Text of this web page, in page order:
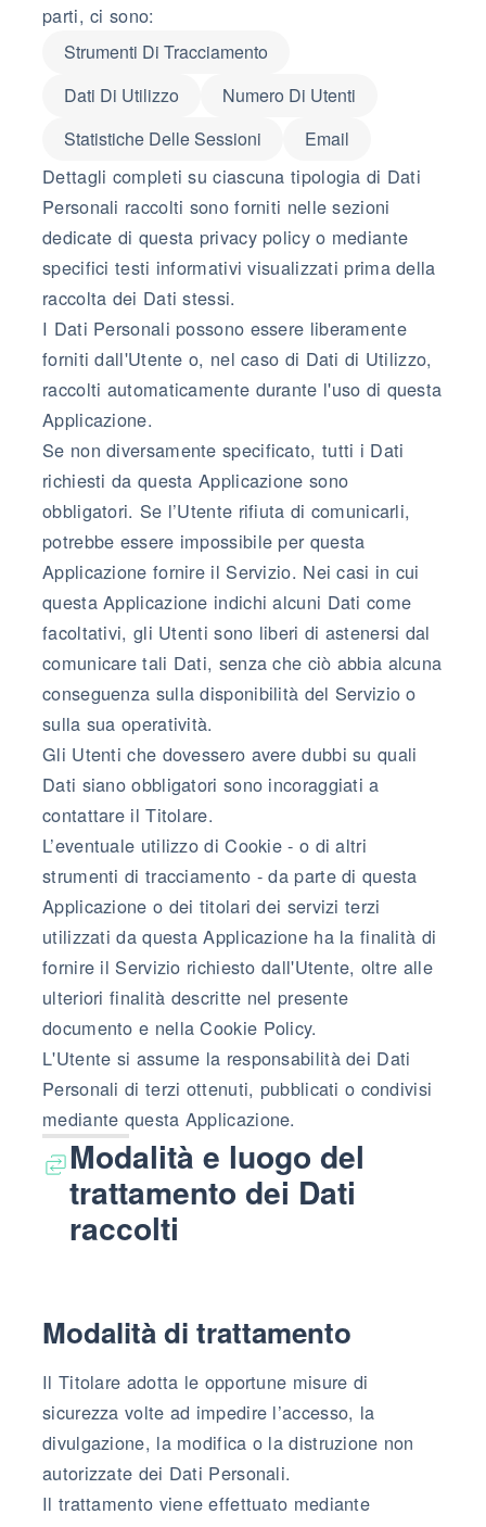
parti, ci sono:
Strumenti Di Tracciamento
Dati Di Utilizzo
Numero Di Utenti
Statistiche Delle Sessioni
Email
Dettagli completi su ciascuna tipologia di Dati
Personali raccolti sono forniti nelle sezioni
dedicate di questa privacy policy o mediante
specifici testi informativi visualizzati prima della
raccolta dei Dati stessi.
I Dati Personali possono essere liberamente
forniti dall'Utente o, nel caso di Dati di Utilizzo,
raccolti automaticamente durante l'uso di questa
Applicazione.
Se non diversamente specificato, tutti i Dati
richiesti da questa Applicazione sono
obbligatori. Se l’Utente rifiuta di comunicarli,
potrebbe essere impossibile per questa
Applicazione fornire il Servizio. Nei casi in cui
questa Applicazione indichi alcuni Dati come
facoltativi, gli Utenti sono liberi di astenersi dal
comunicare tali Dati, senza che ciò abbia alcuna
conseguenza sulla disponibilità del Servizio o
sulla sua operatività.
Gli Utenti che dovessero avere dubbi su quali
Dati siano obbligatori sono incoraggiati a
contattare il Titolare.
L’eventuale utilizzo di Cookie - o di altri
strumenti di tracciamento - da parte di questa
Applicazione o dei titolari dei servizi terzi
utilizzati da questa Applicazione ha la finalità di
fornire il Servizio richiesto dall'Utente, oltre alle
ulteriori finalità descritte nel presente
documento e nella Cookie Policy.
L'Utente si assume la responsabilità dei Dati
Personali di terzi ottenuti, pubblicati o condivisi
mediante questa Applicazione.
Modalità e luogo del
trattamento dei Dati
raccolti
Modalità di trattamento
Il Titolare adotta le opportune misure di
sicurezza volte ad impedire l’accesso, la
divulgazione, la modifica o la distruzione non
autorizzate dei Dati Personali.
Il trattamento viene effettuato mediante